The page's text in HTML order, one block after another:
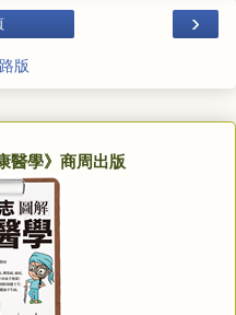
›
版
醫學》商周出版